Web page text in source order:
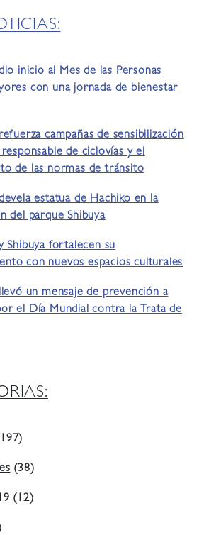
inicio al Mes de las Personas
con una jornada de bienestar
campañas de sensibilización
de ciclovías y el
de las normas de tránsito
estatua de Hachiko en la
del parque Shibuya
Shibuya fortalecen su
con nuevos espacios culturales
un mensaje de prevención a
el Día Mundial contra la Trata de
(38)
(12)